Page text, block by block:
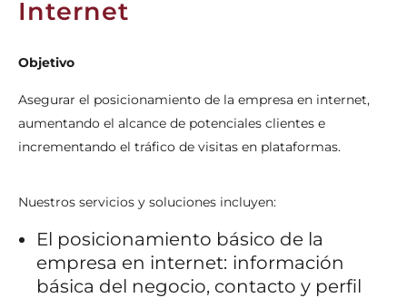
Internet
Objetivo
Asegurar el posicionamiento de la empresa en internet,
aumentando el alcance de potenciales clientes e
incrementando el tráfico de visitas en plataformas.
Nuestros servicios y soluciones incluyen:
El posicionamiento básico de la
empresa en internet: información
básica del negocio, contacto y perfil